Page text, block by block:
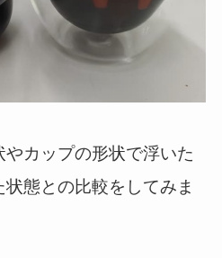
やカップの形状で浮いた
態との比較をしてみま